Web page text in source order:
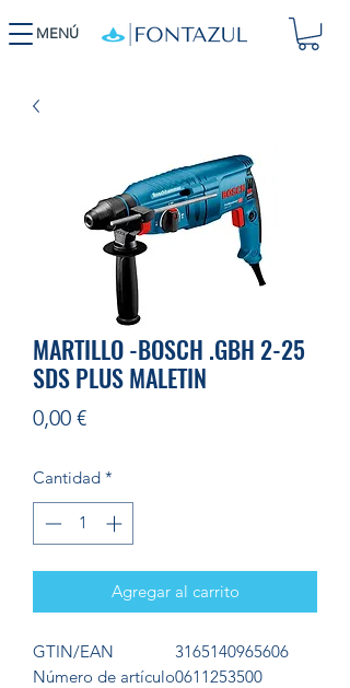
MENÚ
MARTILLO -BOSCH .GBH 2-25
SDS PLUS MALETIN
0,00 €Precio
Cantidad *
Agregar al carrito
GTIN/EAN
3165140965606
Número de artículo0611253500